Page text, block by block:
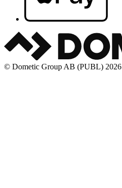
© Dometic Group AB (PUBL) 2026